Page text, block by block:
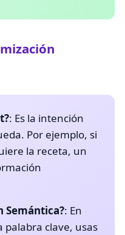
: Es la intención
Por ejemplo, si
la receta, un
Semántica?: En
clave, usas